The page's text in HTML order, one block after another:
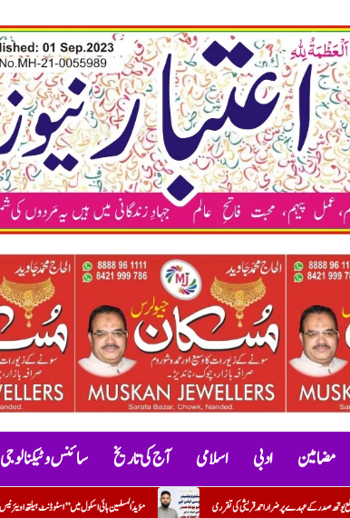
مضامین ادبی اسلامی آج کی تاریخ سائنس و ٹیکنالوجی
مؤیدُ المسلمین ہائی اسکول میں ’’اسٹوڈنٹ ہیلتھ اویئرنیس‘‘ کے تحت بلڈ گروپ کیمپ کا کامیاب انعقاد